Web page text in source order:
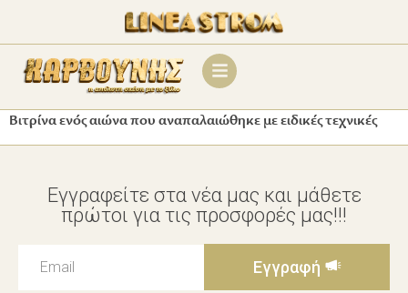
Βιτρίνα ενός αιώνα που αναπαλαιώθηκε με ειδικές τεχνικές
Εγγραφείτε στα νέα μας και μάθετε
πρώτοι για τις προσφορές μας!!!
Εγγραφή